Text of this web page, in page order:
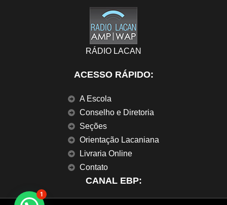
RÁDIO LACAN
ACESSO RÁPIDO:
A Escola
Conselho e Diretoria
Seções
Orientação Lacaniana
Livraria Online
Contato
CANAL EBP:
1